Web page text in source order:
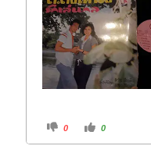
C
i
0
C
i
0